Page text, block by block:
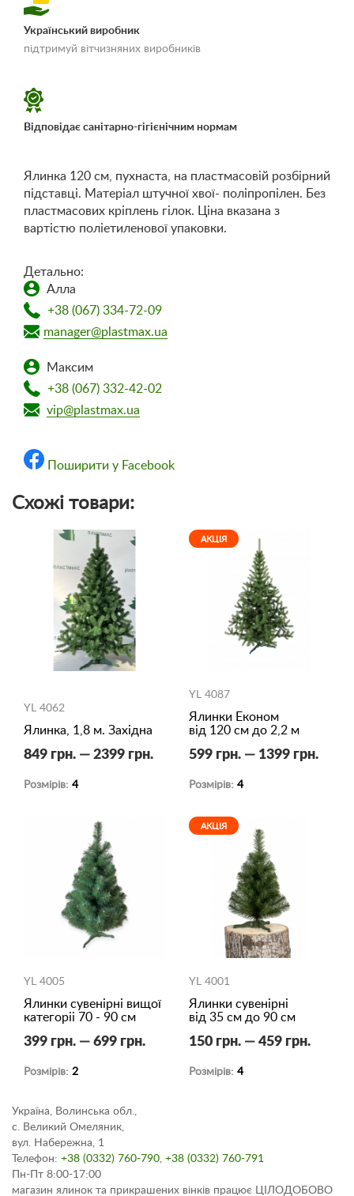
«Умови доставки і
Український виробник
підтримуй вітчизняних виробників
Відповідає санітарно-гігієнічним нормам
Ялинка 120 см, пухнаста, на пластмасовій розбірний
підставці. Матеріал штучної хвої- поліпропілен. Без
пластмасових кріплень гілок. Ціна вказана з
вартістю поліетиленової упаковки.
Детально:
Алла
+38 (067) 334-72-09
manager@plastmax.ua
Максим
+38 (067) 332-42-02
vip@plastmax.ua
Поширити у Facebook
Схожі товари:
YL 4062
Ялинка, 1,8 м. Західна
849 грн. — 2399 грн.
Розмірів: 4
АКЦІЯ
YL 4087
Ялинки Економ
від 120 см до 2,2 м
599 грн. — 1399 грн.
Розмірів: 4
YL 4005
Ялинки сувенірні вищої
категоріі 70 - 90 см
399 грн. — 699 грн.
Розмірів: 2
АКЦІЯ
YL 4001
Ялинки сувенірні
від 35 см до 90 см
150 грн. — 459 грн.
Розмірів: 4
Україна, Волинська обл.,
с. Великий Омеляник,
вул. Набережна, 1
Телефон: +38 (0332) 760-790, +38 (0332) 760-791
Пн-Пт 8:00-17:00
магазин ялинок та прикрашених вінків працює ЦІЛОДОБОВО